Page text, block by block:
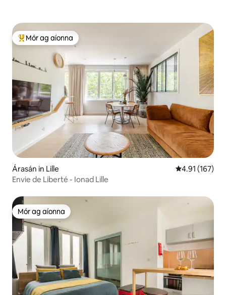
An-mhór ag aíonna
Mór ag aíonna
Árasán in Lille Meánrátáil
4.91 (167)
Envie de Liberté - Ionad Lille
Mór ag aíonna
Mór ag aíonna